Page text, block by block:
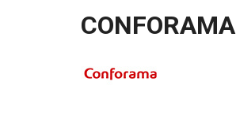
CONFORAMA